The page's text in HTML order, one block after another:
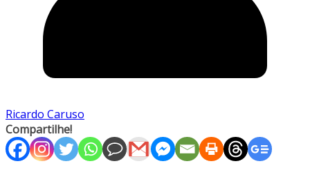
Ricardo Caruso
Compartilhe!